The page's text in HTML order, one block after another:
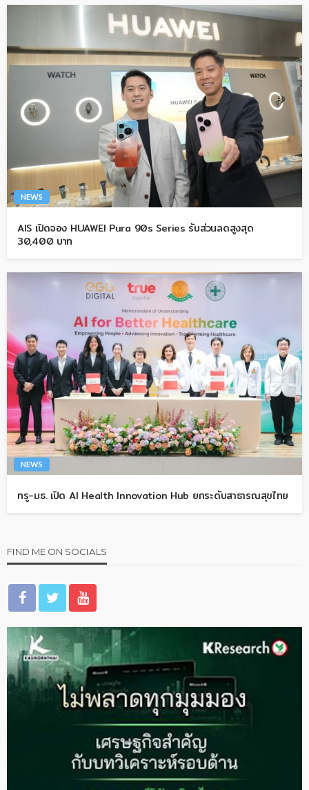
NEWS
AIS เปิดจอง HUAWEI Pura 90s Series รับส่วนลดสูงสุด
30,400 บาท
NEWS
ทรู-มธ. เปิด AI Health Innovation Hub ยกระดับสาธารณสุขไทย
FIND ME ON SOCIALS